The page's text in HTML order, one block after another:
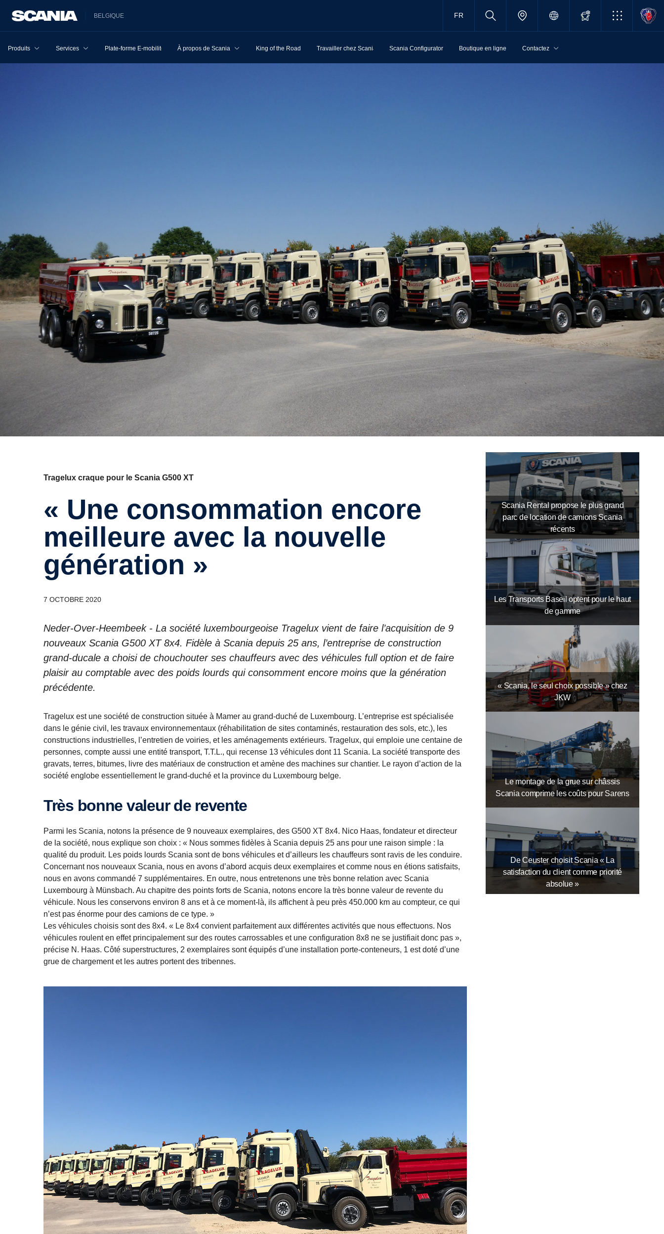
BELGIQUE FR
Produits Services Plate-forme E-mobilité À propos de Scania King of the Road Travailler chez Scania Scania Configurator Boutique en ligne Contactez
Tragelux craque pour le Scania G500 XT
« Une consommation encore
meilleure avec la nouvelle
génération »
7 OCTOBRE 2020
Neder-Over-Heembeek - La société luxembourgeoise Tragelux vient de faire l’acquisition de 9
nouveaux Scania G500 XT 8x4. Fidèle à Scania depuis 25 ans, l’entreprise de construction
grand-ducale a choisi de chouchouter ses chauffeurs avec des véhicules full option et de faire
plaisir au comptable avec des poids lourds qui consomment encore moins que la génération
précédente.
Tragelux est une société de construction située à Mamer au grand-duché de Luxembourg. L’entreprise est spécialisée
dans le génie civil, les travaux environnementaux (réhabilitation de sites contaminés, restauration des sols, etc.), les
constructions industrielles, l’entretien de voiries, et les aménagements extérieurs. Tragelux, qui emploie une centaine de
personnes, compte aussi une entité transport, T.T.L., qui recense 13 véhicules dont 11 Scania. La société transporte des
gravats, terres, bitumes, livre des matériaux de construction et amène des machines sur chantier. Le rayon d’action de la
société englobe essentiellement le grand-duché et la province du Luxembourg belge.
Très bonne valeur de revente
Parmi les Scania, notons la présence de 9 nouveaux exemplaires, des G500 XT 8x4. Nico Haas, fondateur et directeur
de la société, nous explique son choix : « Nous sommes fidèles à Scania depuis 25 ans pour une raison simple : la
qualité du produit. Les poids lourds Scania sont de bons véhicules et d’ailleurs les chauffeurs sont ravis de les conduire.
Concernant nos nouveaux Scania, nous en avons d’abord acquis deux exemplaires et comme nous en étions satisfaits,
nous en avons commandé 7 supplémentaires. En outre, nous entretenons une très bonne relation avec Scania
Luxembourg à Münsbach. Au chapitre des points forts de Scania, notons encore la très bonne valeur de revente du
véhicule. Nous les conservons environ 8 ans et à ce moment-là, ils affichent à peu près 450.000 km au compteur, ce qui
n’est pas énorme pour des camions de ce type. »
Les véhicules choisis sont des 8x4. « Le 8x4 convient parfaitement aux différentes activités que nous effectuons. Nos
véhicules roulent en effet principalement sur des routes carrossables et une configuration 8x8 ne se justifiait donc pas »,
précise N. Haas. Côté superstructures, 2 exemplaires sont équipés d’une installation porte-conteneurs, 1 est doté d’une
grue de chargement et les autres portent des tribennes.
Scania Rental propose le plus grand
parc de location de camions Scania
récents
Les Transports Baseil optent pour le haut
de gamme
« Scania, le seul choix possible » chez
JKW
Le montage de la grue sur châssis
Scania comprime les coûts pour Sarens
De Ceuster choisit Scania « La
satisfaction du client comme priorité
absolue »